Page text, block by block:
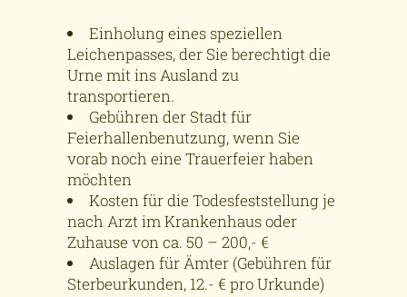
Einholung eines speziellen
Leichenpasses, der Sie berechtigt die
Urne mit ins Ausland zu
transportieren.
Gebühren der Stadt für
Feierhallenbenutzung, wenn Sie
vorab noch eine Trauerfeier haben
möchten
Kosten für die Todesfeststellung je
nach Arzt im Krankenhaus oder
Zuhause von ca. 50 – 200,- €
Auslagen für Ämter (Gebühren für
Sterbeurkunden, 12.- € pro Urkunde)